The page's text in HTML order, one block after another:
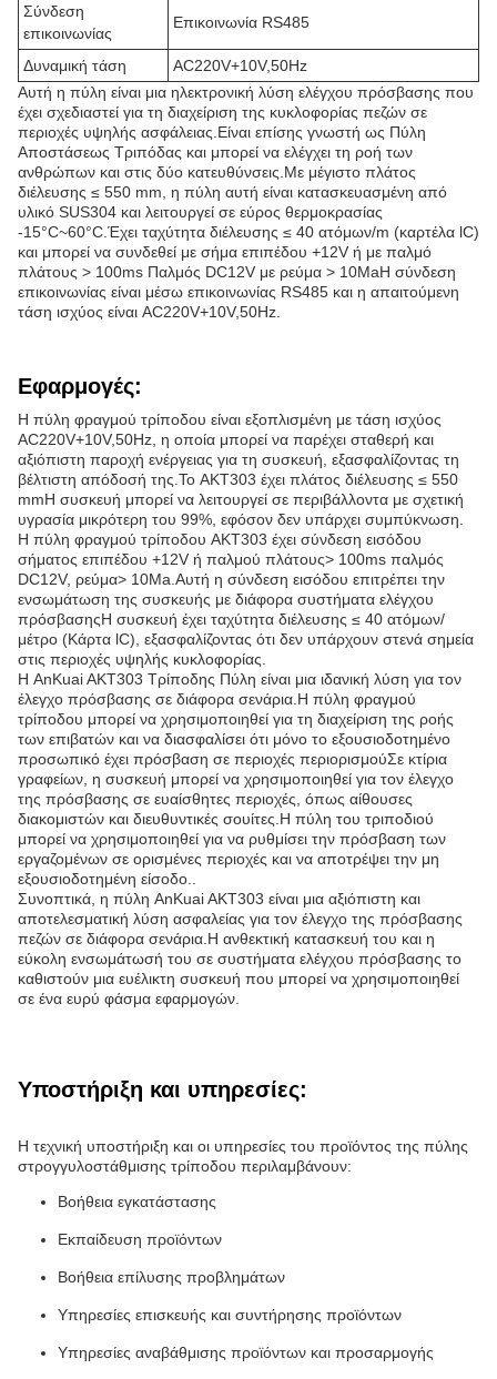
Σύνδεση
επικοινωνίας
Επικοινωνία RS485
Δυναμική τάση
AC220V+10V,50Hz
Αυτή η πύλη είναι μια ηλεκτρονική λύση ελέγχου πρόσβασης που
έχει σχεδιαστεί για τη διαχείριση της κυκλοφορίας πεζών σε
περιοχές υψηλής ασφάλειας.Είναι επίσης γνωστή ως Πύλη
Αποστάσεως Τριπόδας και μπορεί να ελέγχει τη ροή των
ανθρώπων και στις δύο κατευθύνσεις.Με μέγιστο πλάτος
διέλευσης ≤ 550 mm, η πύλη αυτή είναι κατασκευασμένη από
υλικό SUS304 και λειτουργεί σε εύρος θερμοκρασίας
-15°C~60°C.Έχει ταχύτητα διέλευσης ≤ 40 ατόμων/m (καρτέλα lC)
και μπορεί να συνδεθεί με σήμα επιπέδου +12V ή με παλμό
πλάτους > 100ms Παλμός DC12V με ρεύμα > 10MaΗ σύνδεση
επικοινωνίας είναι μέσω επικοινωνίας RS485 και η απαιτούμενη
τάση ισχύος είναι AC220V+10V,50Hz.
Εφαρμογές:
Η πύλη φραγμού τρίποδου είναι εξοπλισμένη με τάση ισχύος
AC220V+10V,50Hz, η οποία μπορεί να παρέχει σταθερή και
αξιόπιστη παροχή ενέργειας για τη συσκευή, εξασφαλίζοντας τη
βέλτιστη απόδοσή της.Το AKT303 έχει πλάτος διέλευσης ≤ 550
mmΗ συσκευή μπορεί να λειτουργεί σε περιβάλλοντα με σχετική
υγρασία μικρότερη του 99%, εφόσον δεν υπάρχει συμπύκνωση.
Η πύλη φραγμού τρίποδου AKT303 έχει σύνδεση εισόδου
σήματος επιπέδου +12V ή παλμού πλάτους> 100ms παλμός
DC12V, ρεύμα> 10Ma.Αυτή η σύνδεση εισόδου επιτρέπει την
ενσωμάτωση της συσκευής με διάφορα συστήματα ελέγχου
πρόσβασηςΗ συσκευή έχει ταχύτητα διέλευσης ≤ 40 ατόμων/
μέτρο (Κάρτα lC), εξασφαλίζοντας ότι δεν υπάρχουν στενά σημεία
στις περιοχές υψηλής κυκλοφορίας.
Η AnKuai AKT303 Τρίποδης Πύλη είναι μια ιδανική λύση για τον
έλεγχο πρόσβασης σε διάφορα σενάρια.Η πύλη φραγμού
τρίποδου μπορεί να χρησιμοποιηθεί για τη διαχείριση της ροής
των επιβατών και να διασφαλίσει ότι μόνο το εξουσιοδοτημένο
προσωπικό έχει πρόσβαση σε περιοχές περιορισμούΣε κτίρια
γραφείων, η συσκευή μπορεί να χρησιμοποιηθεί για τον έλεγχο
της πρόσβασης σε ευαίσθητες περιοχές, όπως αίθουσες
διακομιστών και διευθυντικές σουίτες.Η πύλη του τριποδιού
μπορεί να χρησιμοποιηθεί για να ρυθμίσει την πρόσβαση των
εργαζομένων σε ορισμένες περιοχές και να αποτρέψει την μη
εξουσιοδοτημένη είσοδο..
Συνοπτικά, η πύλη AnKuai AKT303 είναι μια αξιόπιστη και
αποτελεσματική λύση ασφαλείας για τον έλεγχο της πρόσβασης
πεζών σε διάφορα σενάρια.Η ανθεκτική κατασκευή του και η
εύκολη ενσωμάτωσή του σε συστήματα ελέγχου πρόσβασης το
καθιστούν μια ευέλικτη συσκευή που μπορεί να χρησιμοποιηθεί
σε ένα ευρύ φάσμα εφαρμογών.
Υποστήριξη και υπηρεσίες:
Η τεχνική υποστήριξη και οι υπηρεσίες του προϊόντος της πύλης
στρογγυλοστάθμισης τρίποδου περιλαμβάνουν:
Βοήθεια εγκατάστασης
Εκπαίδευση προϊόντων
Βοήθεια επίλυσης προβλημάτων
Υπηρεσίες επισκευής και συντήρησης προϊόντων
Υπηρεσίες αναβάθμισης προϊόντων και προσαρμογής